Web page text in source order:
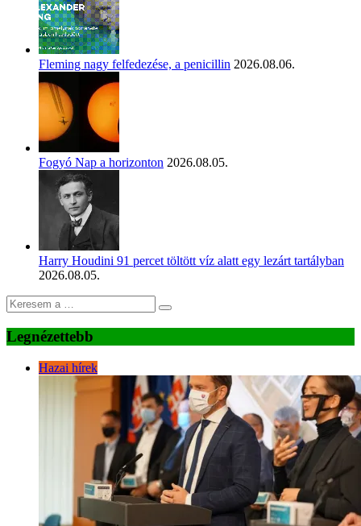
Fleming nagy felfedezése, a penicillin 2026.08.06.
Fogyó Nap a horizonton 2026.08.05.
Harry Houdini 91 percet töltött víz alatt egy lezárt tartályban
2026.08.05.
Legnézettebb
Hazai hírek